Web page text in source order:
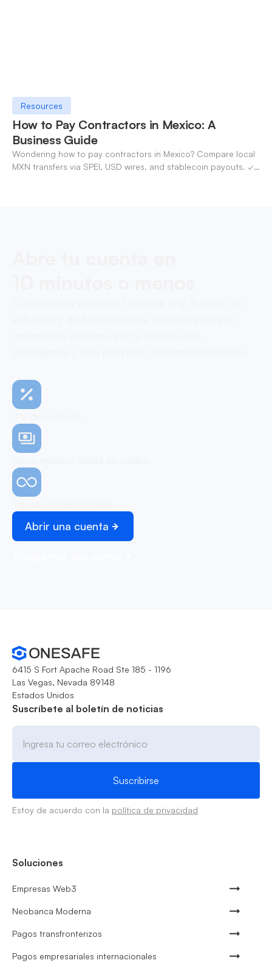
Resources
How to Pay Contractors in Mexico: A
Business Guide
Wondering how to pay contractors in Mexico? Compare local
MXN transfers via SPEI, USD wires, and stablecoin payouts. ✓
Abrir una cuenta
6415 S Fort Apache Road Ste 185 - 1196
Las Vegas, Nevada 89148
Estados Unidos
Suscríbete al boletín de noticias
Estoy de acuerdo con la política de privacidad
Soluciones
Empresas Web3
Neobanca Moderna
Pagos transfronterizos
Pagos empresariales internacionales